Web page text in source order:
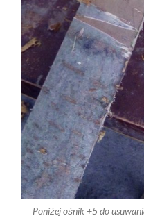
Poniżej ośnik +5 do